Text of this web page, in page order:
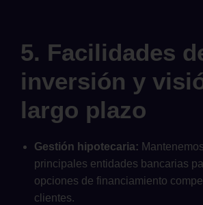
5. Facilidades
inversión y
largo plazo
Gestión hipotecaria:
principales entidades bancarias
opciones de financiamiento
clientes.